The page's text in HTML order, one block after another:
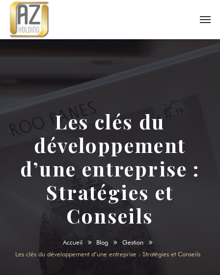
Les clés du
développement
d’une entreprise :
Stratégies et
Conseils
Accueil Blog
Gestion
Les clés du développement d’une entreprise : Stratégies et Conseils